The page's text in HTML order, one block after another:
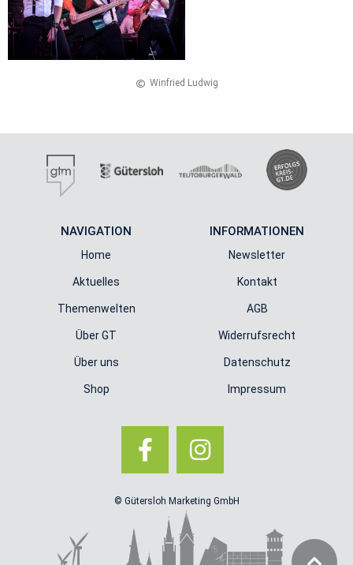
Win­fried Lud­wig
NAVIGATION
Home
Aktuelles
Themenwelten
Über GT
Über uns
Shop
INFORMATIONEN
Newsletter
Kontakt
AGB
Widerrufsrecht
Datenschutz
Impressum
© Gütersloh Marketing GmbH